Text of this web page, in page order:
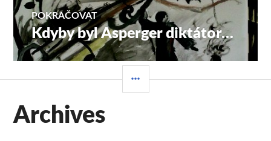
POKRAČOVAT
Následující
příspěvek:
Kdyby byl Asperger diktátor…
PANEL
Archives